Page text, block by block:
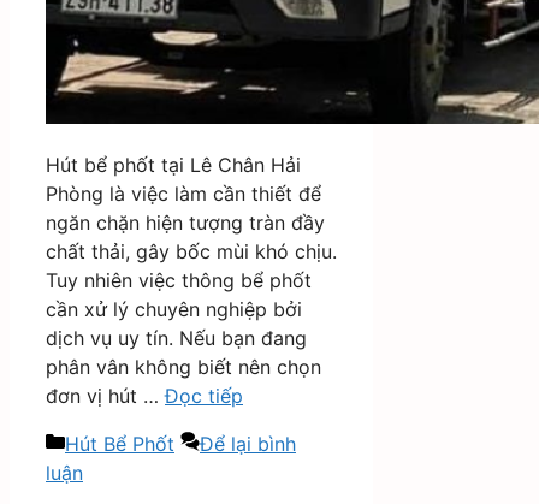
Hút bể phốt tại Lê Chân Hải
Phòng là việc làm cần thiết để
ngăn chặn hiện tượng tràn đầy
chất thải, gây bốc mùi khó chịu.
Tuy nhiên việc thông bể phốt
cần xử lý chuyên nghiệp bởi
dịch vụ uy tín. Nếu bạn đang
phân vân không biết nên chọn
đơn vị hút …Đọc tiếp
Danh
mục
Hút Bể Phốt
Để lại bình
luận